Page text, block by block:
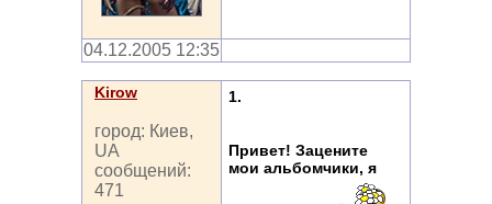
04.12.2005 12:35
Kirow
город: Киев,
UA
сообщений:
471
1.
Привет! Зацените
мои альбомчики, я